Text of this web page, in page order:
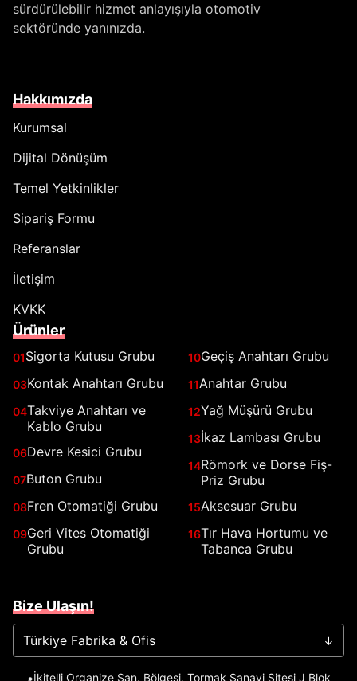
sürdürülebilir hizmet anlayışıyla otomotiv
sektöründe yanınızda.
Hakkımızda
Kurumsal
Dijital Dönüşüm
Temel Yetkinlikler
Sipariş Formu
Referanslar
İletişim
KVKK
Ürünler
01Sigorta Kutusu Grubu
03Kontak Anahtarı Grubu
04Takviye Anahtarı ve
Kablo Grubu
06Devre Kesici Grubu
07Buton Grubu
08Fren Otomatiği Grubu
09Geri Vites Otomatiği
Grubu
10Geçiş Anahtarı Grubu
11Anahtar Grubu
12Yağ Müşürü Grubu
13İkaz Lambası Grubu
14Römork ve Dorse Fiş-
Priz Grubu
15Aksesuar Grubu
16Tır Hava Hortumu ve
Tabanca Grubu
Bize Ulaşın!
Türkiye Fabrika & Ofis →
İkitelli Organize San. Bölgesi, Tormak Sanayi Sitesi J Blok